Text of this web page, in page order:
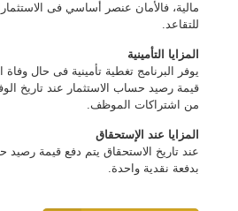
مالية، فالأمان عنصر أساسي فى
للتقاعد.
المزايا التأمينية
يوفر البرنامج تغطية تأمينية فى حال
قيمة رصيد حساب الاستثمار عند تاريخ
من اشتراكات الموظف.
المزايا عند الإستحقاق
عند تاريخ الاستحقاق يتم دفع قيمة
بدفعة نقدية واحدة.